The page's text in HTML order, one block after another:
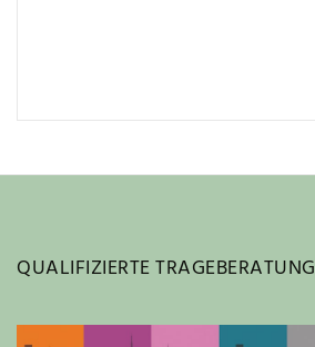
QUALIFIZIERTE TRAGEBERATUNG